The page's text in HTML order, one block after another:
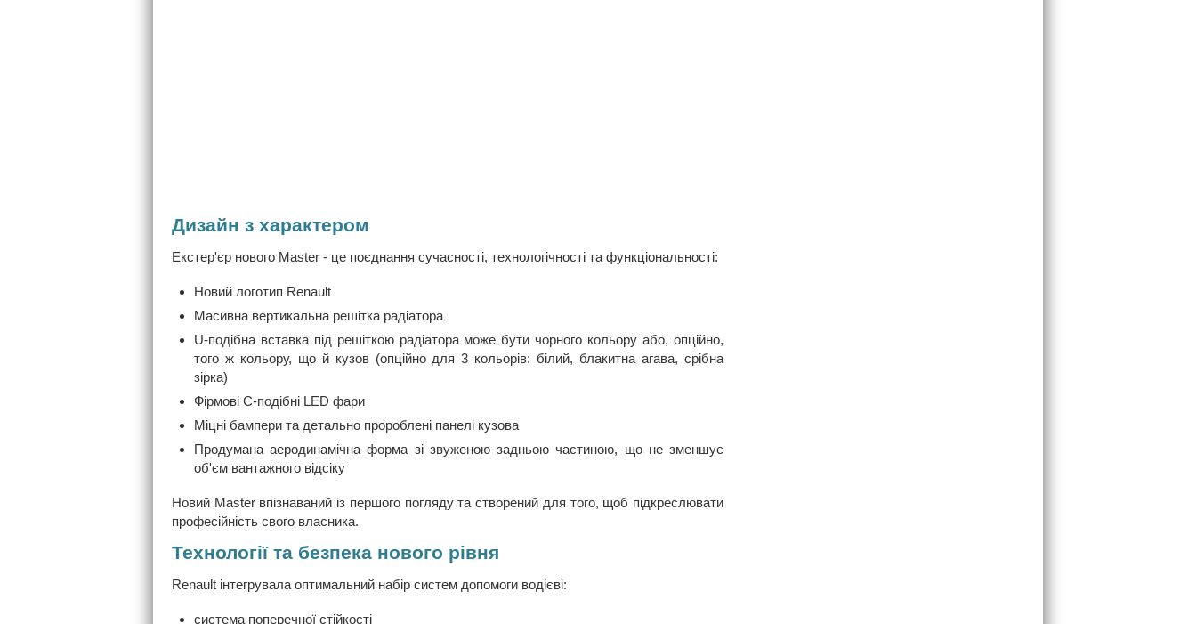
Дизайн з характером
Екстер'єр нового Master - це поєднання сучасності, технологічності та функціональності:
Новий логотип Renault
Масивна вертикальна решітка радіатора
U-подібна вставка під решіткою радіатора може бути чорного кольору або, опційно,
того ж кольору, що й кузов (опційно для 3 кольорів: білий, блакитна агава, срібна
зірка)
Фірмові С-подібні LED фари
Міцні бампери та детально пророблені панелі кузова
Продумана аеродинамічна форма зі звуженою задньою частиною, що не зменшує
об'єм вантажного відсіку
Новий Master впізнаваний із першого погляду та створений для того, щоб підкреслювати
професійність свого власника.
Технології та безпека нового рівня
Renault інтегрувала оптимальний набір систем допомоги водієві:
cистема поперечної стійкості